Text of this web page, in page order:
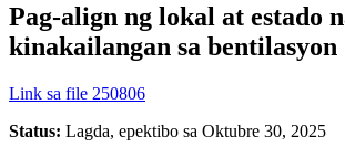
Pag-align ng lokal at estado
kinakailangan sa bentilasyon
Link sa file 250806
Status: Lagda, epektibo sa Oktubre 30, 2025